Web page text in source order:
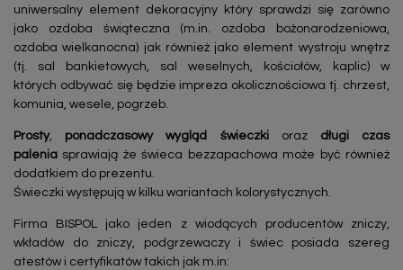
uniwersalny element dekoracyjny który sprawdzi się zarówno
jako ozdoba świąteczna (m.in. ozdoba bożonarodzeniowa,
ozdoba wielkanocna) jak również jako element wystroju wnętrz
(tj. sal bankietowych, sal weselnych, kościołów, kaplic) w
których odbywać się będzie impreza okolicznościowa tj. chrzest,
komunia, wesele, pogrzeb.
Prosty, ponadczasowy wygląd świeczkiorazdługi czas
palenia sprawiają że świeca bezzapachowa może być również
dodatkiem do prezentu.
Świeczki występują w kilku wariantach kolorystycznych.
Firma BISPOL jako jeden z wiodących producentów zniczy,
wkładów do zniczy, podgrzewaczy i świec posiada szereg
atestów i certyfikatów takich jak m.in: